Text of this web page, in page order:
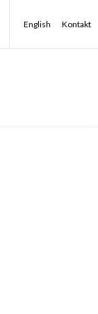
English Kontakt